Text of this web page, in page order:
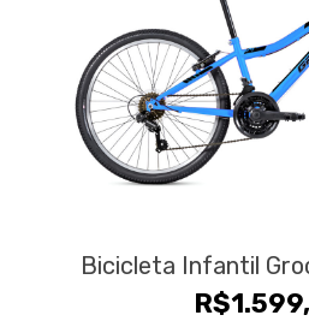
Bicicleta Infantil
R$